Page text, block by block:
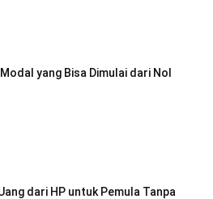
yang Bisa Dimulai dari Nol
dari HP untuk Pemula Tanpa